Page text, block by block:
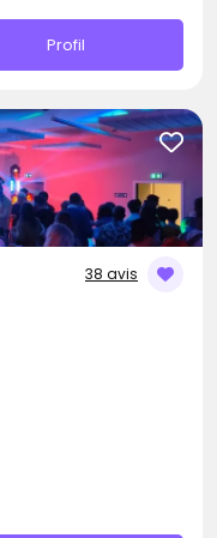
Profil
38 avis